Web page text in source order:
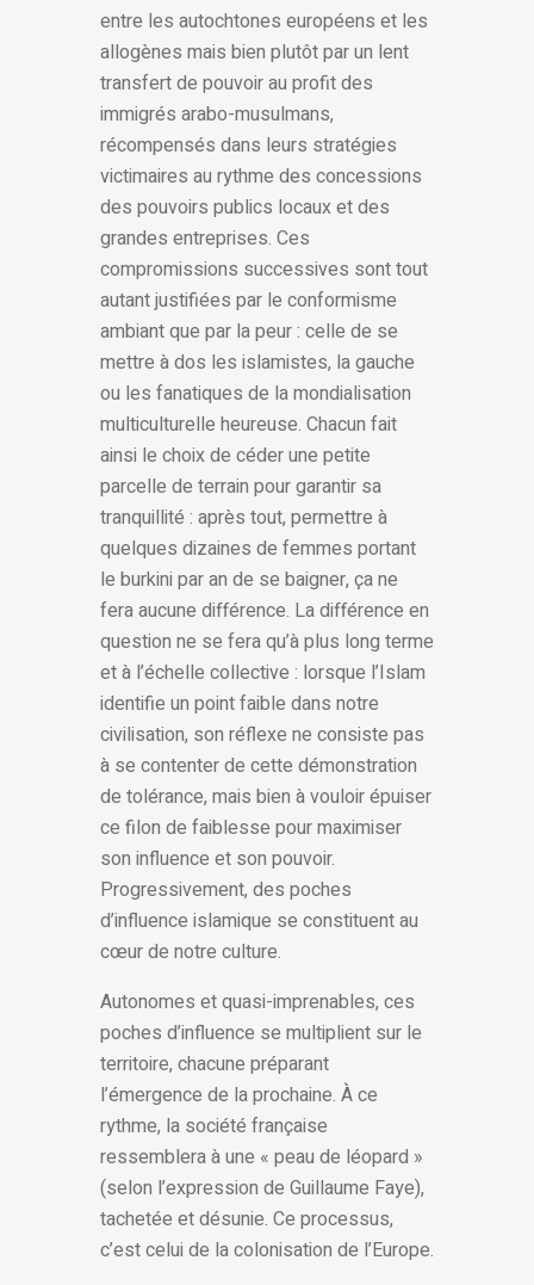
entre les autochtones européens et les
allogènes mais bien plutôt par un lent
transfert de pouvoir au profit des
immigrés arabo-musulmans,
récompensés dans leurs stratégies
victimaires au rythme des concessions
des pouvoirs publics locaux et des
grandes entreprises. Ces
compromissions successives sont tout
autant justifiées par le conformisme
ambiant que par la peur : celle de se
mettre à dos les islamistes, la gauche
ou les fanatiques de la mondialisation
multiculturelle heureuse. Chacun fait
ainsi le choix de céder une petite
parcelle de terrain pour garantir sa
tranquillité : après tout, permettre à
quelques dizaines de femmes portant
le burkini par an de se baigner, ça ne
fera aucune différence. La différence en
question ne se fera qu’à plus long terme
et à l’échelle collective : lorsque l’Islam
identifie un point faible dans notre
civilisation, son réflexe ne consiste pas
à se contenter de cette démonstration
de tolérance, mais bien à vouloir épuiser
ce filon de faiblesse pour maximiser
son influence et son pouvoir.
Progressivement, des poches
d’influence islamique se constituent au
cœur de notre culture.
Autonomes et quasi-imprenables, ces
poches d’influence se multiplient sur le
territoire, chacune préparant
l’émergence de la prochaine. À ce
rythme, la société française
ressemblera à une « peau de léopard »
(selon l’expression de Guillaume Faye),
tachetée et désunie. Ce processus,
c’est celui de la colonisation de l’Europe.